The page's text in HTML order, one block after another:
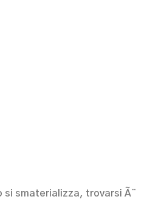
si smaterializza, trovarsi Ã¨